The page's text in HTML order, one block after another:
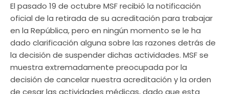
El pasado 19 de octubre MSF recibió la notificación
oficial de la retirada de su acreditación para trabajar
en la República, pero en ningún momento se le ha
dado clarificación alguna sobre las razones detrás de
la decisión de suspender dichas actividades. MSF se
muestra extremadamente preocupada por la
decisión de cancelar nuestra acreditación y la orden